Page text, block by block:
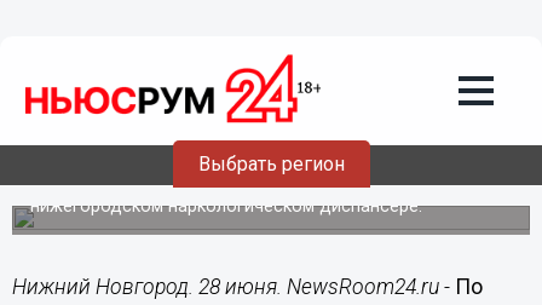
Выбрать регион
7 наркопритонов выявила полиция в
Нижегородской области с начала 2017
года
Более пяти тысяч наркоманов стоят на учете в
нижегородском наркологическом диспансере.
Нижний Новгород. 28 июня. NewsRoom24.ru - По